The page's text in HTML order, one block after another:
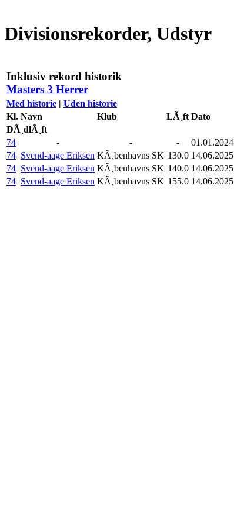
Divisionsrekorder, Udstyr
Inklusiv rekord historik
Masters 3 Herrer
Med historie | Uden historie
Kl. Navn Klub LÃ¸ft Dato
DÃ¸dlÃ¸ft
74
- - - 01.01.2024
74 Svend-aage Eriksen KÃ¸benhavns SK 130.0 14.06.2025
74 Svend-aage Eriksen KÃ¸benhavns SK 140.0 14.06.2025
74 Svend-aage Eriksen KÃ¸benhavns SK 155.0 14.06.2025